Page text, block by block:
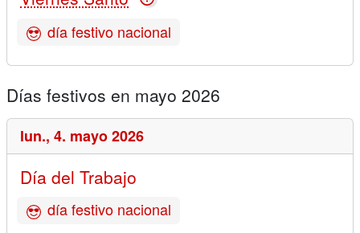
día festivo nacional
Días festivos en mayo 2026
lun., 4. mayo 2026
Día del Trabajo
día festivo nacional